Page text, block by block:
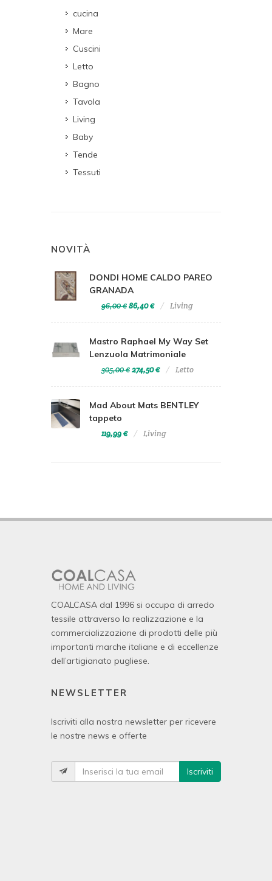
cucina
Mare
Cuscini
Letto
Bagno
Tavola
Living
Baby
Tende
Tessuti
NOVITÀ
DONDI HOME CALDO PAREO
GRANADA
96,00 €86,40 € Living
Mastro Raphael My Way Set
Lenzuola Matrimoniale
305,00 €274,50 € Letto
Mad About Mats BENTLEY
tappeto
119,99 € Living
COALCASA dal 1996 si occupa di arredo
tessile attraverso la realizzazione e la
commercializzazione di prodotti delle più
importanti marche italiane e di eccellenze
dell’artigianato pugliese.
NEWSLETTER
Iscriviti alla nostra newsletter per ricevere
le nostre news e offerte
Iscriviti